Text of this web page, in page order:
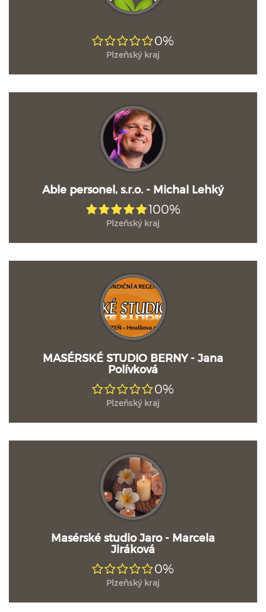
0%
Plzeňský kraj
Able personel, s.r.o. - Michal Lehký
100%
Plzeňský kraj
MASÉRSKÉ STUDIO BERNY - Jana
Polívková
0%
Plzeňský kraj
Masérské studio Jaro - Marcela
Jiráková
0%
Plzeňský kraj